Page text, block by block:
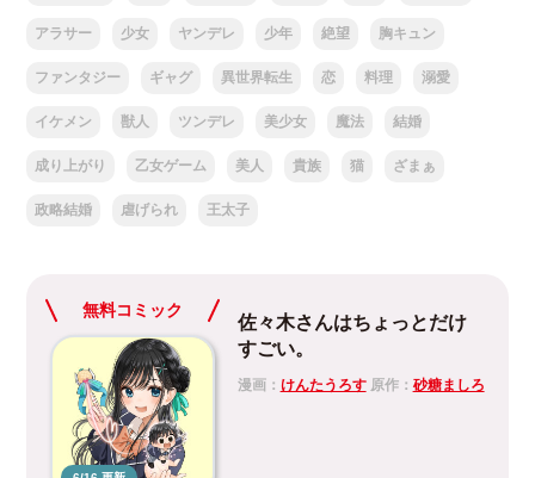
アラサー 少女 ヤンデレ 少年 絶望 胸キュン
ファンタジー ギャグ 異世界転生 恋 料理 溺愛
イケメン 獣人 ツンデレ 美少女 魔法 結婚
成り上がり 乙女ゲーム 美人 貴族 猫 ざまぁ
政略結婚 虐げられ 王太子
無料コミック
佐々木さんはちょっとだけ
すごい。
漫画： けんたうろす原作： 砂糖ましろ